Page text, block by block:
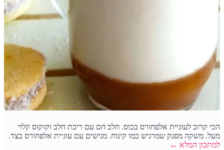
הכי קרוב לעוגיית אלפחורס בכוס. חלב חם עם ריבת חלב וקוקוס קלוי
מעל. משקה מפנק שמרגיש כמו קינוח. מגישים עם עוגיית אלפחורס בצד.
למתכון המלא ←